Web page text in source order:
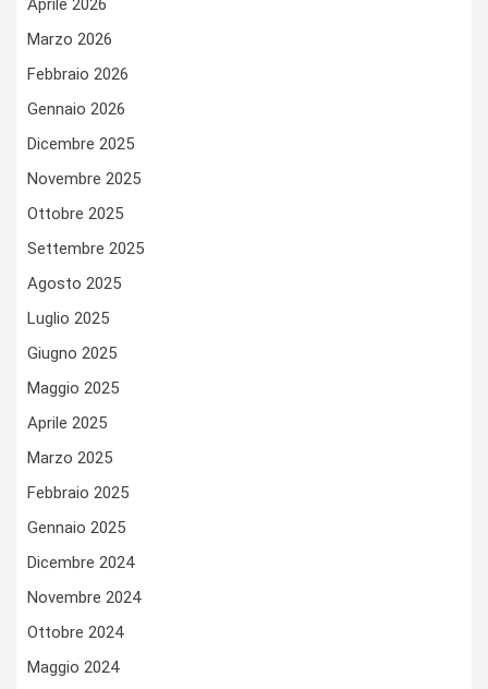
Aprile 2026
Marzo 2026
Febbraio 2026
Gennaio 2026
Dicembre 2025
Novembre 2025
Ottobre 2025
Settembre 2025
Agosto 2025
Luglio 2025
Giugno 2025
Maggio 2025
Aprile 2025
Marzo 2025
Febbraio 2025
Gennaio 2025
Dicembre 2024
Novembre 2024
Ottobre 2024
Maggio 2024